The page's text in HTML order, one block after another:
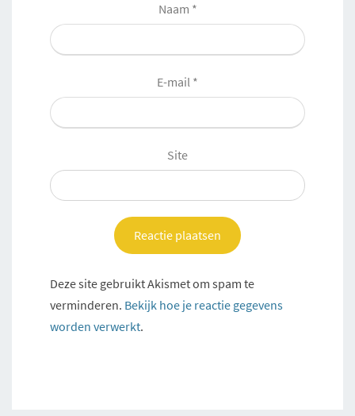
Naam *
E-mail *
Site
Deze site gebruikt Akismet om spam te
verminderen. Bekijk hoe je reactie gegevens
worden verwerkt.